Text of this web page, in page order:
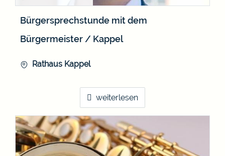
Bürgersprechstunde mit dem
Bürgermeister / Kappel
Rathaus Kappel
weiterlesen